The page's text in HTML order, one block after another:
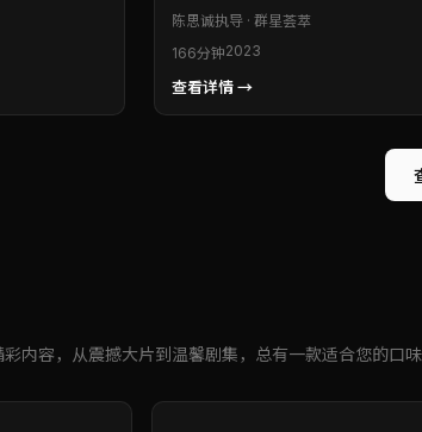
出品的犯罪类
兼顾，娱乐性
给偏爱氛围感
文、周迅等联袂出演。本片为泰国出品
每一次反转都显得顺理成章。片尾余韵悠
长，值得二刷留意伏笔。
陈思诚执导 · 群星荟萃
166分钟2023
查看详情 →
内容，从震撼大片到温馨剧集，总有一款适合您的口味